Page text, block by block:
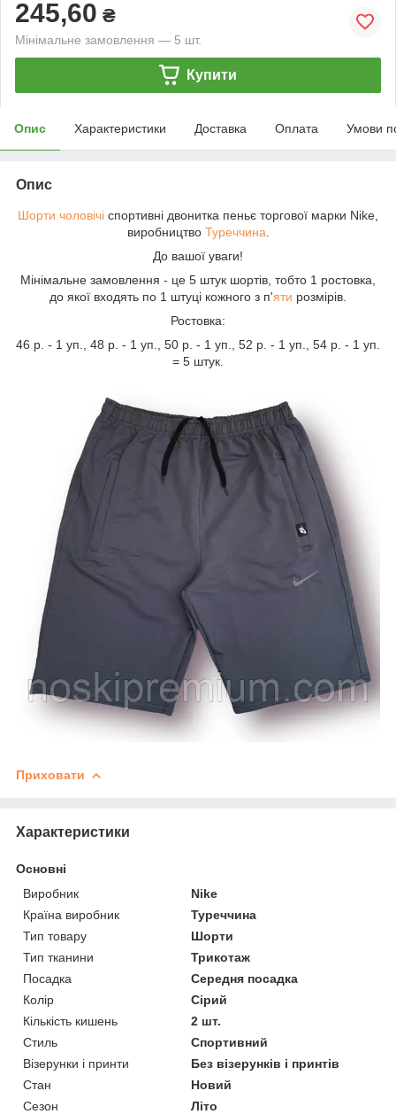
245,60 ₴
Мінімальне замовлення — 5 шт.
Купити
Опис Характеристики Доставка Оплата Умови
Опис
Шорти чоловічі спортивні двонитка пеньє торгової марки Nike,
виробництво Туреччина
До вашої уваги!
Мінімальне замовлення - це 5 штук шортів, тобто 1 ростовка,
до якої входять по 1 штуці кожного з п'яти розмірів.
Ростовка:
46 р. - 1 уп., 48 р. - 1 уп., 50 р. - 1 уп., 52 р. - 1 уп., 54 р. - 1 уп.
= 5 штук.
Приховати
Характеристики
Основні
Виробник
Nike
Країна виробник
Туреччина
Тип товару
Шорти
Тип тканини
Трикотаж
Посадка
Середня посадка
Колір
Сірий
Кількість кишень
2 шт.
Стиль
Спортивний
Візерунки і принти
Без візерунків і принтів
Стан
Новий
Сезон
Літо